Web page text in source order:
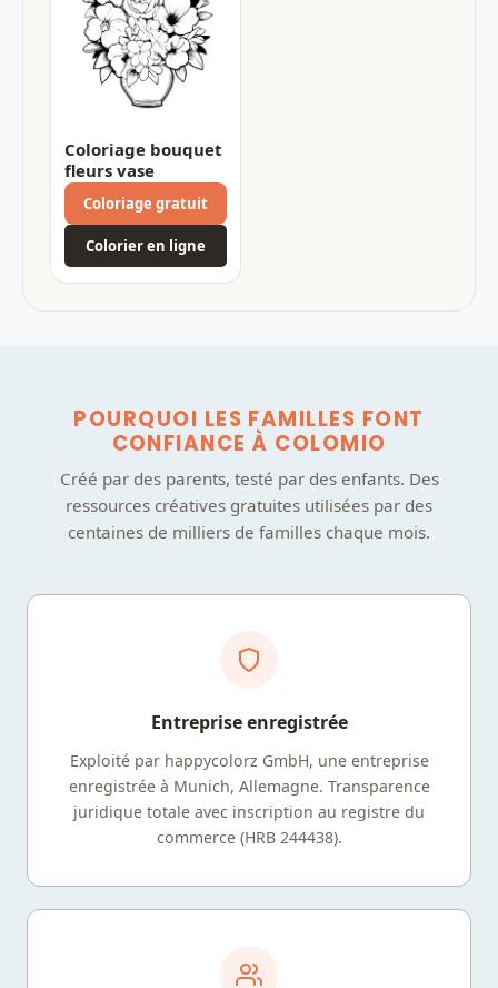
Coloriage bouquet
fleurs vase
Coloriage gratuit
Colorier en ligne
POURQUOI LES FAMILLES FONT
CONFIANCE À COLOMIO
Créé par des parents, testé par des enfants. Des
ressources créatives gratuites utilisées par des
centaines de milliers de familles chaque mois.
Entreprise enregistrée
Exploité par happycolorz GmbH, une entreprise
enregistrée à Munich, Allemagne. Transparence
juridique totale avec inscription au registre du
commerce (HRB 244438).